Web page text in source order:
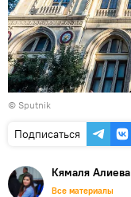
© Sputnik
Подписаться
Кямаля Алиева
Все материалы